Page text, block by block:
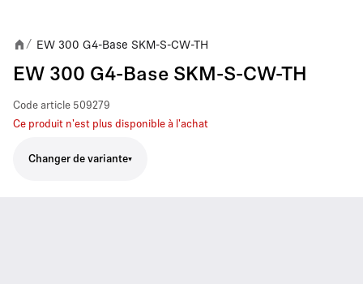
/ EW 300 G4-Base SKM-S-CW-TH
EW 300 G4-Base SKM-S-CW-TH
Code article 509279
Ce produit n'est plus disponible à l'achat
Changer de variante